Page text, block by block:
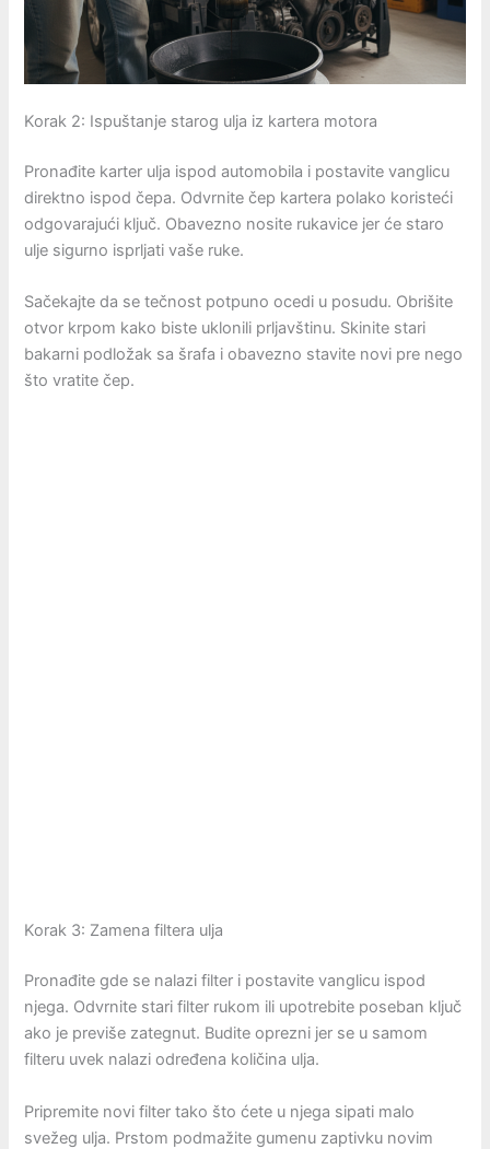
Korak 2: Ispuštanje starog ulja iz kartera motora
Pronađite karter ulja ispod automobila i postavite vanglicu
direktno ispod čepa. Odvrnite čep kartera polako koristeći
odgovarajući ključ. Obavezno nosite rukavice jer će staro
ulje sigurno isprljati vaše ruke.
Sačekajte da se tečnost potpuno ocedi u posudu. Obrišite
otvor krpom kako biste uklonili prljavštinu. Skinite stari
bakarni podložak sa šrafa i obavezno stavite novi pre nego
što vratite čep.
Korak 3: Zamena filtera ulja
Pronađite gde se nalazi filter i postavite vanglicu ispod
njega. Odvrnite stari filter rukom ili upotrebite poseban ključ
ako je previše zategnut. Budite oprezni jer se u samom
filteru uvek nalazi određena količina ulja.
Pripremite novi filter tako što ćete u njega sipati malo
svežeg ulja. Prstom podmažite gumenu zaptivku novim